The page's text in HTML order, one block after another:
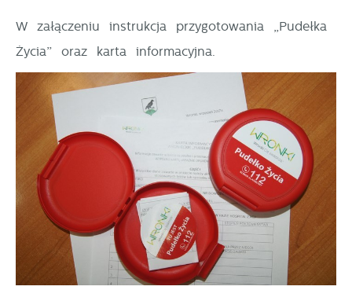
W załączeniu instrukcja przygotowania „Pudełka
Życia” oraz karta informacyjna.